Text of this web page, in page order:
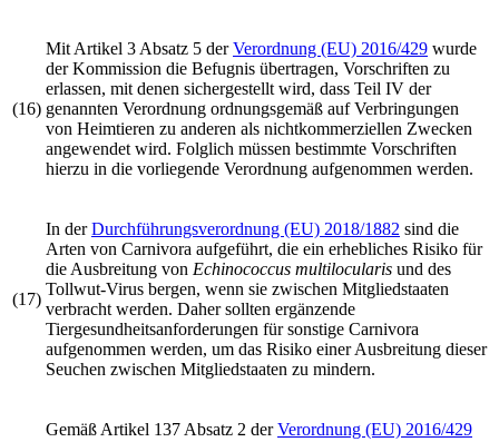
(16)
Mit Artikel 3 Absatz 5 derVerordnung (EU) 2016/429 wurde
der Kommission die Befugnis übertragen, Vorschriften zu
erlassen, mit denen sichergestellt wird, dass Teil IV der
genannten Verordnung ordnungsgemäß auf Verbringungen
von Heimtieren zu anderen als nichtkommerziellen Zwecken
angewendet wird. Folglich müssen bestimmte Vorschriften
hierzu in die vorliegende Verordnung aufgenommen werden.
(17)
In derDurchführungs­verordnung (EU) 2018/1882 sind die
Arten von Carnivora aufgeführt, die ein erhebliches Risiko für
die Ausbreitung von Echinococcus multilocularis und des
Tollwut-Virus bergen, wenn sie zwischen Mitgliedstaaten
verbracht werden. Daher sollten ergänzende
Tiergesundheitsanforderungen für sonstige Carnivora
aufgenommen werden, um das Risiko einer Ausbreitung dieser
Seuchen zwischen Mitgliedstaaten zu mindern.
Gemäß Artikel 137 Absatz 2 derVerordnung (EU) 2016/429